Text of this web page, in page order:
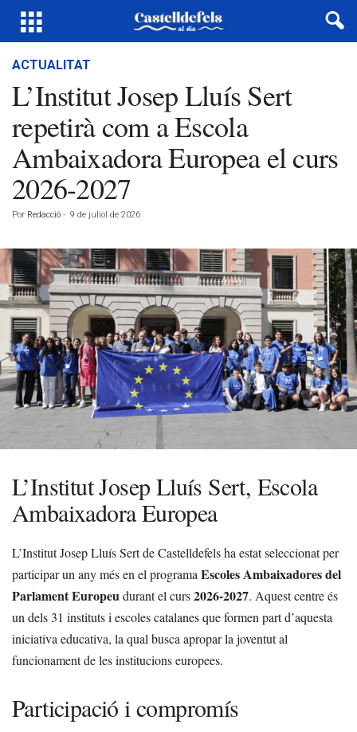
ACTUALITAT
L’Institut Josep Lluís Sert
repetirà com a Escola
Ambaixadora Europea el curs
2026-2027
Por Redacció - 9 de juliol de 2026
L’Institut Josep Lluís Sert, Escola
Ambaixadora Europea
L’Institut Josep Lluís Sert de Castelldefels ha estat seleccionat per
participar un any més en el programa Escoles Ambaixadores del
Parlament Europeudurant el curs2026-2027. Aquest centre és
un dels 31 instituts i escoles catalanes que formen part d’aquesta
iniciativa educativa, la qual busca apropar la joventut al
funcionament de les institucions europees.
Participació i compromís